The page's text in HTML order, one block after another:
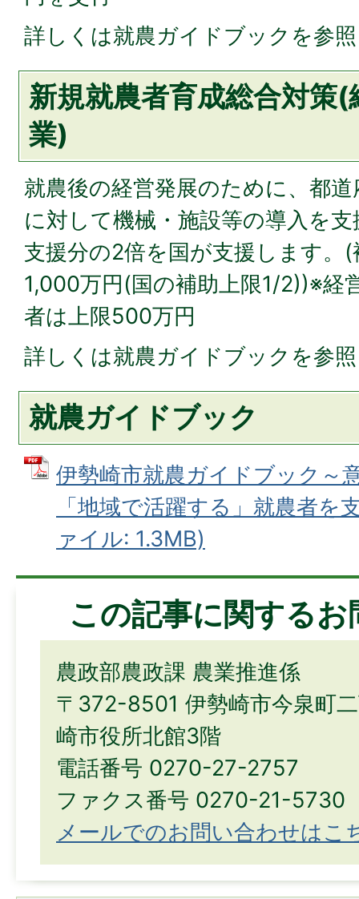
詳しくは就農ガイドブックを参
新規就農者育成総合対策
業)
就農後の経営発展のために、都
に対して機械・施設等の導入を
支援分の2倍を国が支援します。
1,000万円(国の補助上限1/2))※経
者は上限500万円
詳しくは就農ガイドブックを参
就農ガイドブック
伊勢崎市就農ガイドブック～
「地域で活躍する」就農者を
ァイル: 1.3MB)
この記事に関する
農政部農政課 農業推進係
〒372-8501 伊勢崎市今泉町
崎市役所北館3階
電話番号 0270-27-2757
ファクス番号 0270-21-5730
メールでのお問い合わせはこ